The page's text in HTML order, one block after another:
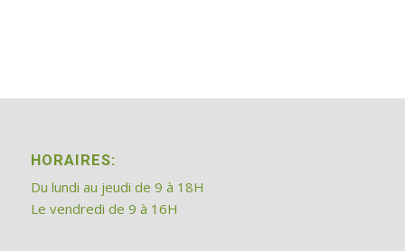
HORAIRES:
Du lundi au jeudi de 9 à 18H
Le vendredi de 9 à 16H